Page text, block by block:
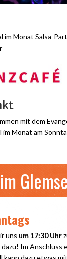
im Monat Salsa-
mit dem
im Monat am
uns um 17:30 Uhr
Im Anschluss